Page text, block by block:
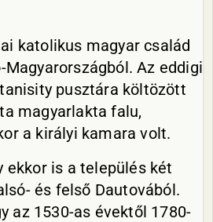
katolikus magyar család
Az eddigi
pusztára költözött
magyarlakta falu,
a királyi kamara volt.
ekkor is a település két
és felső Dautovából.
az 1530-as évektől 1780-